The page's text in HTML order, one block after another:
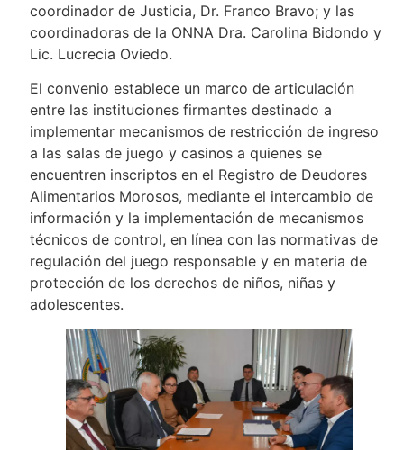
coordinador de Justicia, Dr. Franco Bravo; y las
coordinadoras de la ONNA Dra. Carolina Bidondo y
Lic. Lucrecia Oviedo.
El convenio establece un marco de articulación
entre las instituciones firmantes destinado a
implementar mecanismos de restricción de ingreso
a las salas de juego y casinos a quienes se
encuentren inscriptos en el Registro de Deudores
Alimentarios Morosos, mediante el intercambio de
información y la implementación de mecanismos
técnicos de control, en línea con las normativas de
regulación del juego responsable y en materia de
protección de los derechos de niños, niñas y
adolescentes.